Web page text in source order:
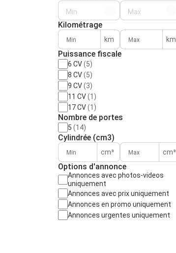
Min Max
Kilométrage
km km
Puissance fiscale
6 CV(5)
8 CV(5)
9 CV(3)
11 CV(1)
17 CV(1)
Nombre de portes
5 (14)
Cylindrée (cm3)
cm³ cm³
Options d'annonce
Annonces avec photos-videos
uniquement
Annonces avec prix uniquement
Annonces en promo uniquement
Annonces urgentes uniquement